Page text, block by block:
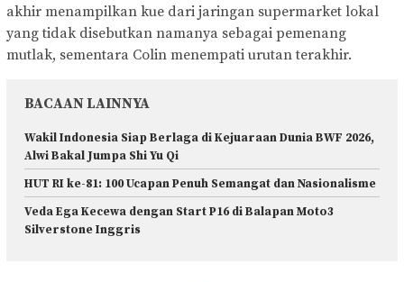
akhir menampilkan kue dari jaringan supermarket lokal
yang tidak disebutkan namanya sebagai pemenang
mutlak, sementara Colin menempati urutan terakhir.
BACAAN LAINNYA
Wakil Indonesia Siap Berlaga di Kejuaraan Dunia BWF 2026,
Alwi Bakal Jumpa Shi Yu Qi
HUT RI ke-81: 100 Ucapan Penuh Semangat dan Nasionalisme
Veda Ega Kecewa dengan Start P16 di Balapan Moto3
Silverstone Inggris